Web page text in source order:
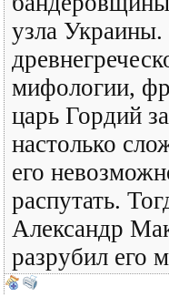
узла Украины.
мифологии,
царь Гордий
настолько
его
распутать.
Александр
разрубил его